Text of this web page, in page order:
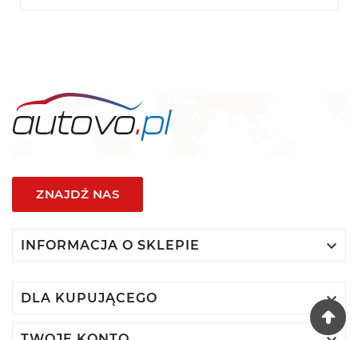
ZNAJDŹ NAS
INFORMACJA O SKLEPIE 
DLA KUPUJĄCEGO 